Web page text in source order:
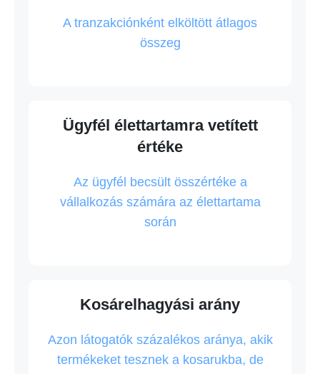
A tranzakciónként elköltött átlagos
összeg
Ügyfél élettartamra vetített
értéke
Az ügyfél becsült összértéke a
vállalkozás számára az élettartama
során
Kosárelhagyási arány
Azon látogatók százalékos aránya, akik
termékeket tesznek a kosarukba, de